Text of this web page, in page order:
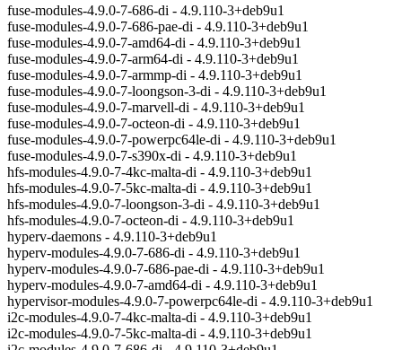
fuse-modules-4.9.0-7-686-di - 4.9.110-3+deb9u1
fuse-modules-4.9.0-7-686-pae-di - 4.9.110-3+deb9u1
fuse-modules-4.9.0-7-amd64-di - 4.9.110-3+deb9u1
fuse-modules-4.9.0-7-arm64-di - 4.9.110-3+deb9u1
fuse-modules-4.9.0-7-armmp-di - 4.9.110-3+deb9u1
fuse-modules-4.9.0-7-loongson-3-di - 4.9.110-3+deb9u1
fuse-modules-4.9.0-7-marvell-di - 4.9.110-3+deb9u1
fuse-modules-4.9.0-7-octeon-di - 4.9.110-3+deb9u1
fuse-modules-4.9.0-7-powerpc64le-di - 4.9.110-3+deb9u1
fuse-modules-4.9.0-7-s390x-di - 4.9.110-3+deb9u1
hfs-modules-4.9.0-7-4kc-malta-di - 4.9.110-3+deb9u1
hfs-modules-4.9.0-7-5kc-malta-di - 4.9.110-3+deb9u1
hfs-modules-4.9.0-7-loongson-3-di - 4.9.110-3+deb9u1
hfs-modules-4.9.0-7-octeon-di - 4.9.110-3+deb9u1
hyperv-daemons - 4.9.110-3+deb9u1
hyperv-modules-4.9.0-7-686-di - 4.9.110-3+deb9u1
hyperv-modules-4.9.0-7-686-pae-di - 4.9.110-3+deb9u1
hyperv-modules-4.9.0-7-amd64-di - 4.9.110-3+deb9u1
hypervisor-modules-4.9.0-7-powerpc64le-di - 4.9.110-3+deb9u1
i2c-modules-4.9.0-7-4kc-malta-di - 4.9.110-3+deb9u1
i2c-modules-4.9.0-7-5kc-malta-di - 4.9.110-3+deb9u1